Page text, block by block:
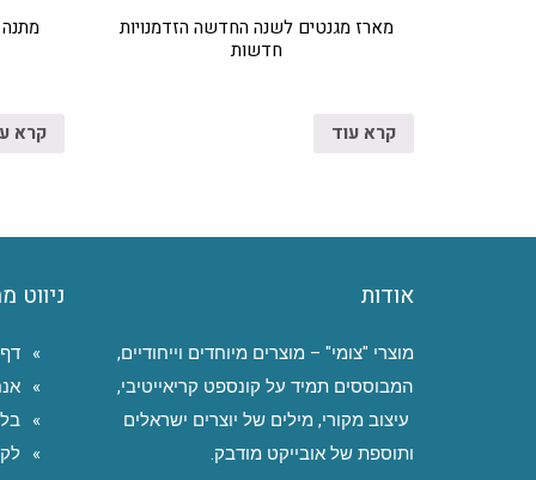
מארז מגנטים לשנה החדשה הזדמנויות
חדשות
קרא עוד קרא
אודות
מוצרי "צומי" – מוצרים מיוחדים וייחודיים,
המבוססים תמיד על קונספט קריאייטיבי,
עיצוב מקורי, מילים של יוצרים ישראלים
ותוספת של אובייקט מודבק.
ניווט